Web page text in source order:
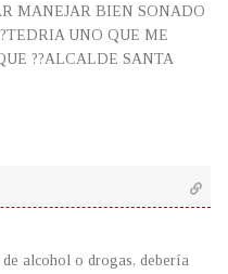
MANEJAR BIEN SONADO
UNO QUE ME
??ALCALDE SANTA
de alcohol o drogas, debería